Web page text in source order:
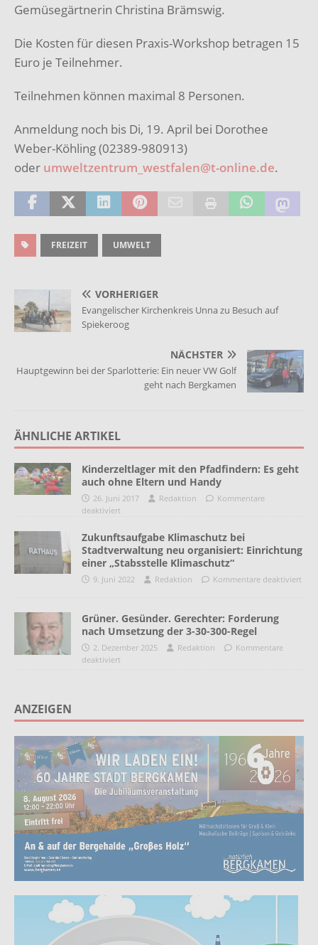
Gemüsegärtnerin Christina Brämswig.
Die Kosten für diesen Praxis-Workshop betragen 15
Euro je Teilnehmer.
Teilnehmen können maximal 8 Personen.
Anmeldung noch bis Di, 19. April bei Dorothee
Weber-Köhling (02389-980913)
oder umweltzentrum_westfalen@t-online.de.
FREIZEIT UMWELT
VORHERIGER
Evangelischer Kirchenkreis Unna zu Besuch auf
Spiekeroog
NÄCHSTER
Hauptgewinn bei der Sparlotterie: Ein neuer VW Golf
geht nach Bergkamen
ÄHNLICHE ARTIKEL
Kinderzeltlager mit den Pfadfindern: Es geht
auch ohne Eltern und Handy
26. Juni 2017 Redaktion
Kommentare
deaktiviert
Zukunftsaufgabe Klimaschutz bei
Stadtverwaltung neu organisiert: Einrichtung
einer „Stabsstelle Klimaschutz“
9. Juni 2022 Redaktion Kommentare deaktiviert
Grüner. Gesünder. Gerechter: Forderung
nach Umsetzung der 3-30-300-Regel
2. Dezember 2025 Redaktion
Kommentare
deaktiviert
ANZEIGEN